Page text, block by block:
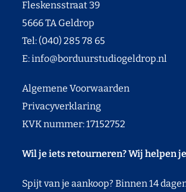
Fleskensstraat 39
5666 TA Geldrop
Tel: (040) 285 78 65
E:info@borduurstudiogeldrop.nl
Algemene Voorwaarden
Privacyverklaring
KVK nummer: 17152752
Wil je iets retourneren? Wij helpen
Spijt van je aankoop? Binnen 14